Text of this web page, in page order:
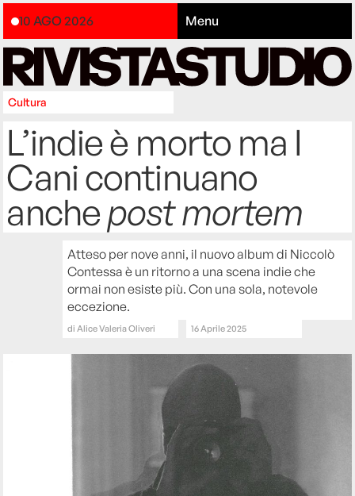
10 AGO 2026 Menu
Cultura
L’indie è morto ma I
Cani continuano
anchepost mortem
Atteso per nove anni, il nuovo album di Niccolò
Contessa è un ritorno a una scena indie che
ormai non esiste più. Con una sola, notevole
eccezione.
diAlice Valeria Oliveri 16 Aprile 2025